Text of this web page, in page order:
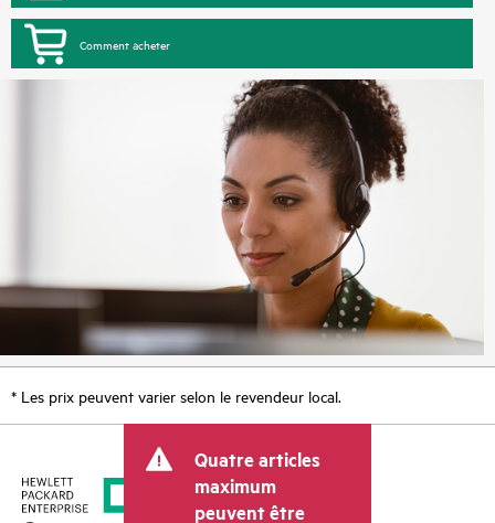
Comment acheter
* Les prix peuvent varier selon le revendeur local.
Quatre articles
maximum
peuvent être